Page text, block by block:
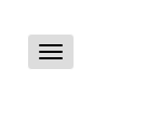
Toggle